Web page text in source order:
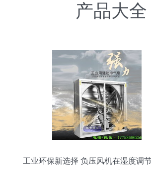
产品大全
工业环保新选择 负压风机在湿度调